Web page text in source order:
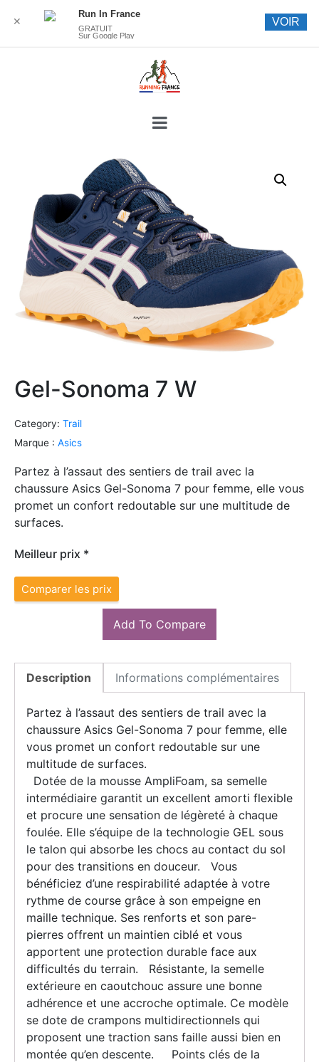
Gel-Sonoma 7 W
Category: Trail
Marque : Asics
Partez à l’assaut des sentiers de trail avec la
chaussure Asics Gel-Sonoma 7 pour femme, elle vous
promet un confort redoutable sur une multitude de
surfaces.
Meilleur prix *
Comparer les prix
Add To Compare
Description Informations complémentaires
Partez à l’assaut des sentiers de trail avec la
chaussure Asics Gel-Sonoma 7 pour femme, elle
vous promet un confort redoutable sur une
multitude de surfaces.
Dotée de la mousse AmpliFoam, sa semelle
intermédiaire garantit un excellent amorti flexible
et procure une sensation de légèreté à chaque
foulée. Elle s’équipe de la technologie GEL sous
le talon qui absorbe les chocs au contact du sol
pour des transitions en douceur. Vous
bénéficiez d’une respirabilité adaptée à votre
rythme de course grâce à son empeigne en
maille technique. Ses renforts et son pare-
pierres offrent un maintien ciblé et vous
apportent une protection durable face aux
difficultés du terrain. Résistante, la semelle
extérieure en caoutchouc assure une bonne
adhérence et une accroche optimale. Ce modèle
se dote de crampons multidirectionnels qui
proposent une traction sans faille aussi bien en
montée qu’en descente. Points clés de la
✕
Run In France
GRATUIT
Sur Google Play
VOIR